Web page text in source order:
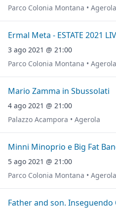
Parco Colonia Montana • Agerola
Ermal Meta - ESTATE 2021
3 ago 2021 @ 21:00
Parco Colonia Montana • Agerola
Mario Zamma in Sbussolati
4 ago 2021 @ 21:00
Palazzo Acampora • Agerola
Minni Minoprio e Big Fat
5 ago 2021 @ 21:00
Parco Colonia Montana • Agerola
Father and son. Inseguendo